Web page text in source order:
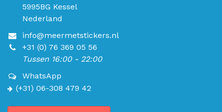
5995BG Kessel
Nederland
info@meermetstickers.nl
+31 (0) 76 369 05 56
Tussen 16:00 - 22:00
WhatsApp
(+31) 06-308 479 42